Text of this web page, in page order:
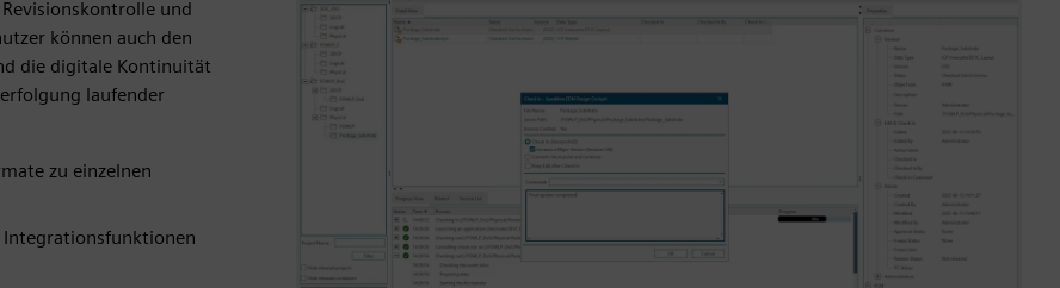
und
können auch den
die digitale Kontinuität
laufender
zu einzelnen